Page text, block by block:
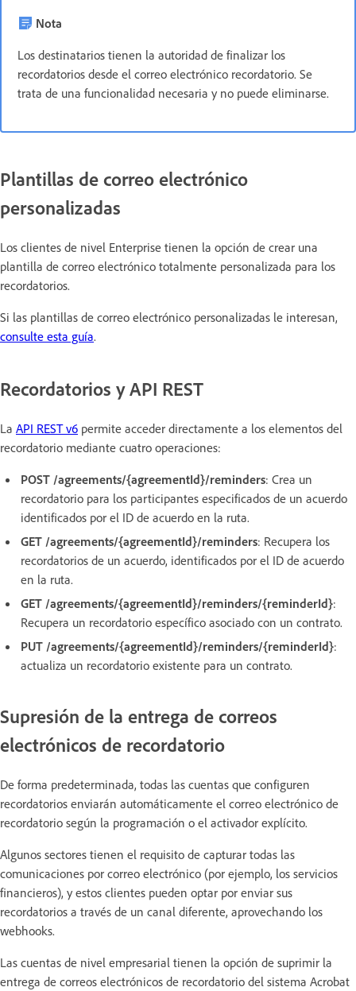
Nota
Los destinatarios tienen la autoridad de finalizar los
recordatorios desde el correo electrónico recordatorio. Se
trata de una funcionalidad necesaria y no puede eliminarse.
Plantillas de correo electrónico
personalizadas
Los clientes de nivel Enterprise tienen la opción de crear una
plantilla de correo electrónico totalmente personalizada para los
recordatorios.
Si las plantillas de correo electrónico personalizadas le interesan,
consulte esta guía.
Recordatorios y API REST
La API REST v6 permite acceder directamente a los elementos del
recordatorio mediante cuatro operaciones:
POST /agreements/{agreementId}/reminders: Crea un
recordatorio para los participantes especificados de un acuerdo
identificados por el ID de acuerdo en la ruta.
GET /agreements/{agreementId}/reminders: Recupera los
recordatorios de un acuerdo, identificados por el ID de acuerdo
en la ruta.
GET /agreements/{agreementId}/reminders/{reminderId}:
Recupera un recordatorio específico asociado con un contrato.
PUT /agreements/{agreementId}/reminders/{reminderId}:
actualiza un recordatorio existente para un contrato.
Supresión de la entrega de correos
electrónicos de recordatorio
De forma predeterminada, todas las cuentas que configuren
recordatorios enviarán automáticamente el correo electrónico de
recordatorio según la programación o el activador explícito.
Algunos sectores tienen el requisito de capturar todas las
comunicaciones por correo electrónico (por ejemplo, los servicios
financieros), y estos clientes pueden optar por enviar sus
recordatorios a través de un canal diferente, aprovechando los
webhooks.
Las cuentas de nivel empresarial tienen la opción de suprimir la
entrega de correos electrónicos de recordatorio del sistema Acrobat